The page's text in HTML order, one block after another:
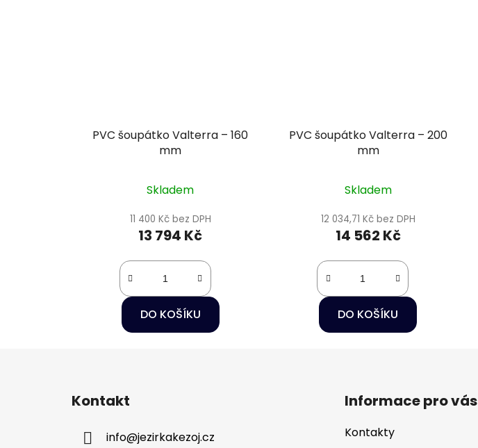
PVC šoupátko Valterra – 160
mm
Skladem
11 400 Kč bez DPH
13 794 Kč
DO KOŠÍKU
PVC šoupátko Valterra – 200
mm
Skladem
12 034,71 Kč bez DPH
14 562 Kč
DO KOŠÍKU
Kontakt
info@jezirkakezoj.cz
Informace pro vás
Kontakty